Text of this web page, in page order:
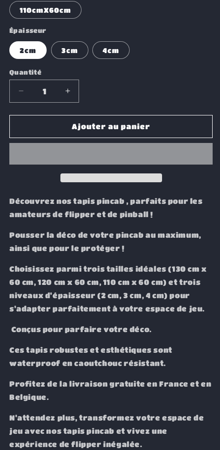
110cmX60cm
Épaisseur
2cm 3cm 4cm
Quantité
Réduire
la
quantité
Tapis
Augmenter
la
quantité
de
Tapis
Ajouter au panier
Découvrez nos tapis pincab , parfaits pour les
amateurs de flipper et de pinball !
Pousser la déco de votre pincab au maximum,
ainsi que pour le protéger !
Choisissez parmi trois tailles idéales (130 cm x
60 cm, 120 cm x 60 cm, 110 cm x 60 cm) et trois
niveaux d'épaisseur (2 cm, 3 cm, 4 cm) pour
s'adapter parfaitement à votre espace de jeu.
Conçus pour parfaire votre déco.
Ces tapis robustes et esthétiques sont
waterproof en caoutchouc résistant.
Profitez de la livraison gratuite en France et en
Belgique.
N'attendez plus, transformez votre espace de
jeu avec nos tapis pincab et vivez une
expérience de flipper inégalée.